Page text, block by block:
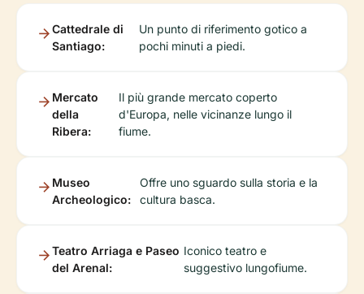
Cattedrale di
Santiago:
Un punto di riferimento gotico a
pochi minuti a piedi.
Mercato
della
Ribera:
Il più grande mercato coperto
d'Europa, nelle vicinanze lungo il
fiume.
Museo
Archeologico:
Offre uno sguardo sulla storia e la
cultura basca.
Teatro Arriaga e Paseo
del Arenal:
Iconico teatro e
suggestivo lungofiume.